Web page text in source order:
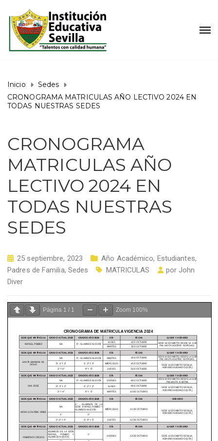
Inicio
Sedes
CRONOGRAMA MATRICULAS AÑO LECTIVO 2024 EN
TODAS NUESTRAS SEDES
CRONOGRAMA
MATRICULAS AÑO
LECTIVO 2024 EN
TODAS NUESTRAS
SEDES
25 septiembre, 2023 Año Académico, Estudiantes,
Padres de Familia, Sedes MATRICULAS porJohn
Diver
Página 1 / 1 Zoom 100%